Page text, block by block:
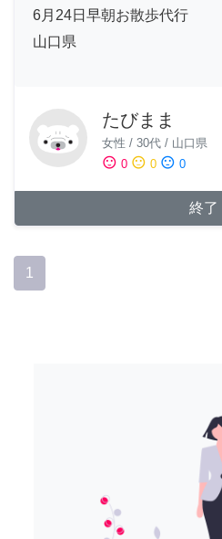
6月24日早朝お散歩代行
山口県
たびまま
女性 / 30代 / 山口県
sentiment_satisfied 0 sentiment_neutral 0 sentiment_dissatisfied 0
終了
1